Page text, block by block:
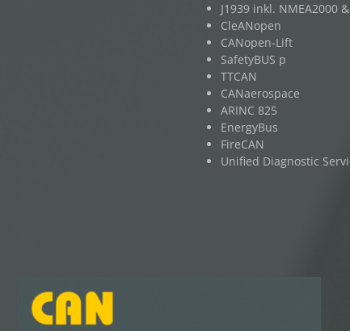
J1939 inkl. NMEA2000
CleANopen
CANopen-Lift
SafetyBUS p
TTCAN
CANaerospace
ARINC 825
EnergyBus
FireCAN
Unified Diagnostic